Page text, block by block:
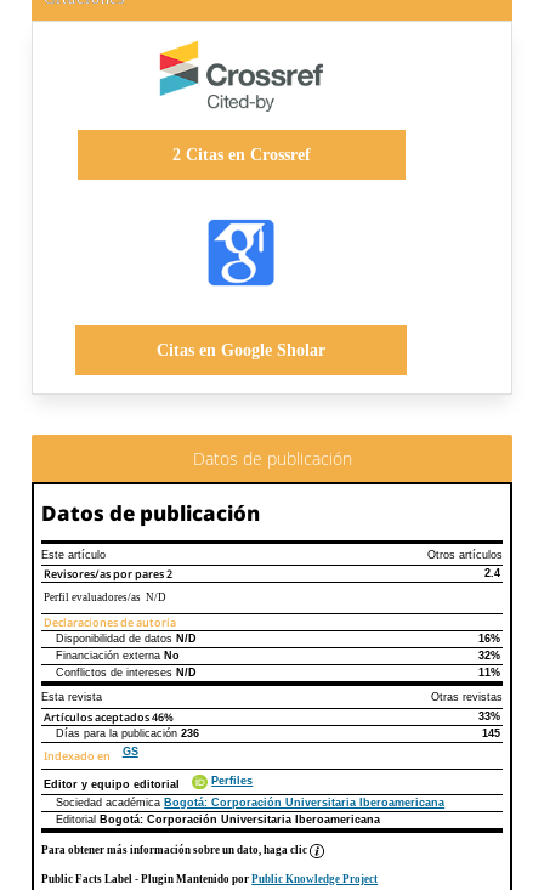
2Citas en Crossref
Citas en Google Sholar
Datos de publicación
Datos de publicación
Este artículo Otros artículos
Revisores/as por pares2
2.4
Perfil evaluadores/as N/D
Declaraciones de autoría
Declaraciones de autoríaEste artículo
Disponibilidad de datos N/D
16%
Financiación externa No
32%
Conflictos de intereses N/D
11%
Esta revista
Otras revistas
Artículos aceptados46%
33%
Días para la publicación236 145
Indexado en GS
Editor y equipo editorial
Perfiles
Sociedad académica Bogotá: Corporación Universitaria Iberoamericana
Editorial
Bogotá: Corporación Universitaria Iberoamericana
Para obtener más información sobre un dato, haga clic
Public Facts Label - Plugin Mantenido porPublic Knowledge Project